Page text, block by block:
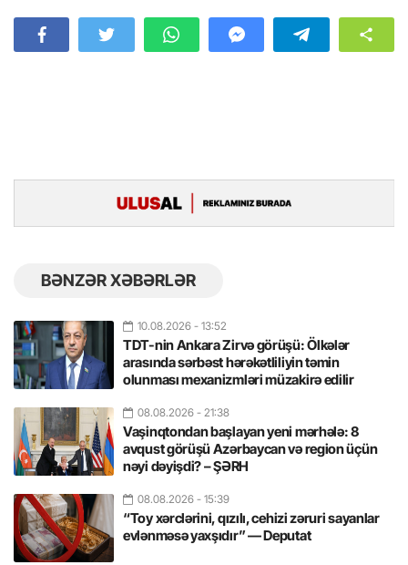
BƏNZƏR XƏBƏRLƏR
10.08.2026 - 13:52
TDT-nin Ankara Zirvə görüşü: Ölkələr
arasında sərbəst hərəkətliliyin təmin
olunması mexanizmləri müzakirə edilir
08.08.2026 - 21:38
Vaşinqtondan başlayan yeni mərhələ: 8
avqust görüşü Azərbaycan və region üçün
nəyi dəyişdi? – ŞƏRH
08.08.2026 - 15:39
“Toy xərclərini, qızılı, cehizi zəruri sayanlar
evlənməsə yaxşıdır” — Deputat